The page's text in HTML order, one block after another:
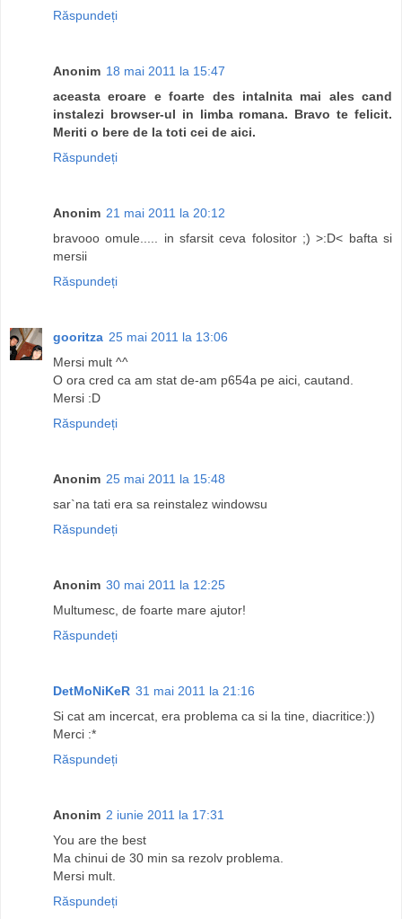
Răspundeți
Anonim 18 mai 2011 la 15:47
aceasta eroare e foarte des intalnita mai ales cand
instalezi browser-ul in limba romana. Bravo te felicit.
Meriti o bere de la toti cei de aici.
Răspundeți
Anonim 21 mai 2011 la 20:12
bravooo omule..... in sfarsit ceva folositor ;) >:D< bafta si
mersii
Răspundeți
gooritza 25 mai 2011 la 13:06
Mersi mult ^^
O ora cred ca am stat de-am p654a pe aici, cautand.
Mersi :D
Răspundeți
Anonim 25 mai 2011 la 15:48
sar`na tati era sa reinstalez windowsu
Răspundeți
Anonim 30 mai 2011 la 12:25
Multumesc, de foarte mare ajutor!
Răspundeți
DetMoNiKeR 31 mai 2011 la 21:16
Si cat am incercat, era problema ca si la tine, diacritice:))
Merci :*
Răspundeți
Anonim 2 iunie 2011 la 17:31
You are the best
Ma chinui de 30 min sa rezolv problema.
Mersi mult.
Răspundeți